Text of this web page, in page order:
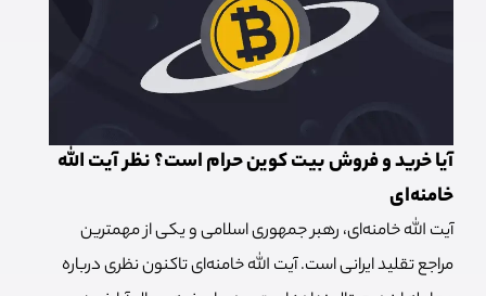
آیا خرید و فروش بیت کوین حرام است؟ نظر آیت الله
خامنه‌‌ای
آیت الله خامنه‌ای، رهبر جمهوری اسلامی و یکی از مهمترین
مراجع تقلید ایرانی است. آیت الله خامنه‌ای تاکنون نظری درباره